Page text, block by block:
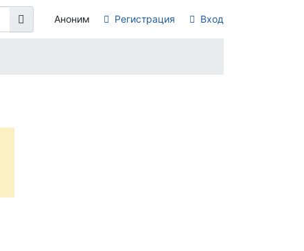
Аноним Регистрация Вход